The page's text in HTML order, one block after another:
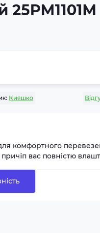
25РМ1101М
Кияшко
комфортного
вас повністю